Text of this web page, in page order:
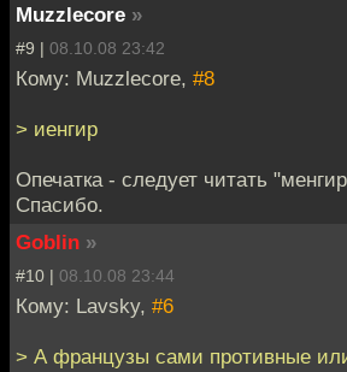
Muzzlecore »
#9 | 08.10.08 23:42
Кому: Muzzlecore, #8
> иенгир
Опечатка - следует читать
Спасибо.
Goblin »
#10 | 08.10.08 23:44
Кому: Lavsky, #6
> А французы сами противные